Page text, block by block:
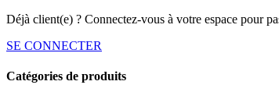
Déjà client(e) ? Connectez-vous à votre espace pour
SE CONNECTER
Catégories de produits